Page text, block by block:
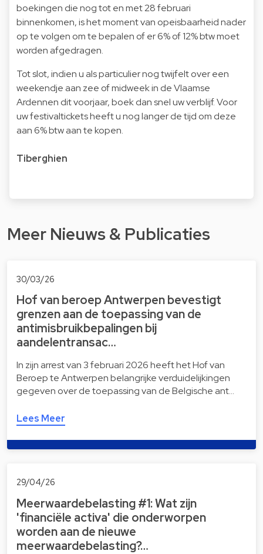
boekingen die nog tot en met 28 februari
binnenkomen, is het moment van opeisbaarheid nader
op te volgen om te bepalen of er 6% of 12% btw moet
worden afgedragen.
Tot slot, indien u als particulier nog twijfelt over een
weekendje aan zee of midweek in de Vlaamse
Ardennen dit voorjaar, boek dan snel uw verblijf. Voor
uw festivaltickets heeft u nog langer de tijd om deze
aan 6% btw aan te kopen.
Tiberghien
Meer Nieuws & Publicaties
30/03/26
Hof van beroep Antwerpen bevestigt
grenzen aan de toepassing van de
antimisbruikbepalingen bij
aandelentransac…
In zijn arrest van 3 februari 2026 heeft het Hof van
Beroep te Antwerpen belangrijke verduidelijkingen
gegeven over de toepassing van de Belgische ant…
Lees Meer
29/04/26
Meerwaardebelasting #1: Wat zijn
'financiële activa' die onderworpen
worden aan de nieuwe
meerwaardebelasting?…